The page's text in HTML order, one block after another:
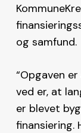
og samfund.
“Opgaven
ved er, at
er blevet
finansiering.